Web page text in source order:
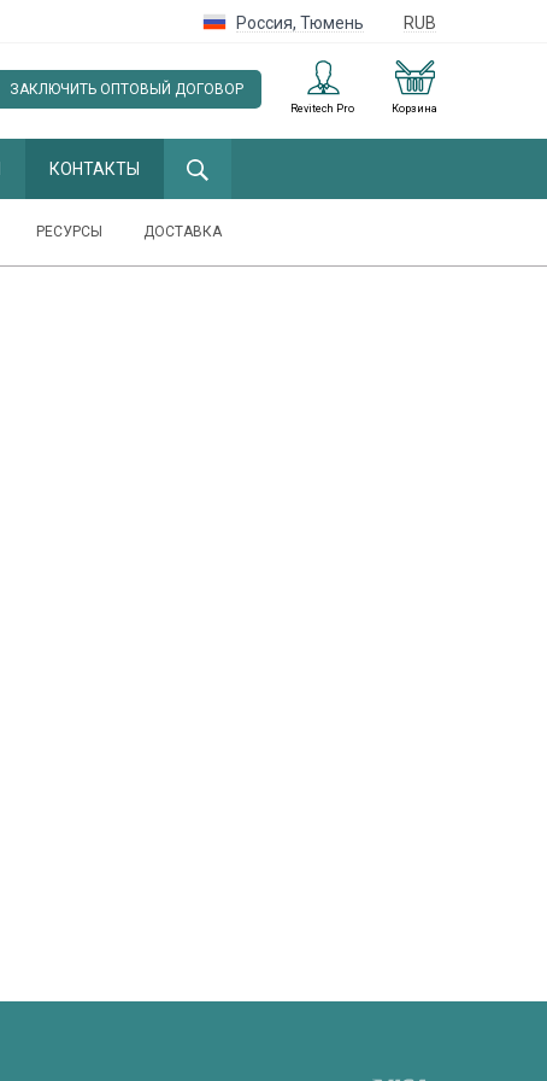
Россия, Тюмень RUB
Корзина
Revitech Pro
ЗАКЛЮЧИТЬ ОПТОВЫЙ ДОГОВОР
КОНТАКТЫ
РЕСУРСЫ ДОСТАВКА